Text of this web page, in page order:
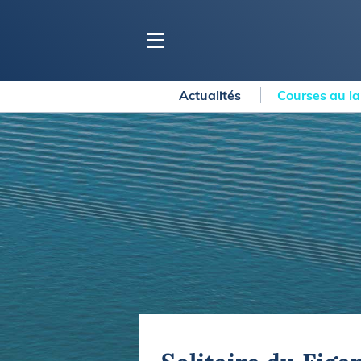
BLOC MARINE
Ports
Carnets de voyage
Dossiers de la rédaction
Collection Bloc Marine
Application Bloc Marine
Règlementation
BATEAUX
Actualités Courses au